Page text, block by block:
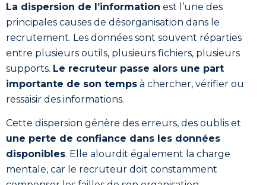
La dispersion de l’information est l’une des
principales causes de désorganisation dans le
recrutement. Les données sont souvent réparties
entre plusieurs outils, plusieurs fichiers, plusieurs
supports. Le recruteur passe alors une part
importante de son temps à chercher, vérifier ou
ressaisir des informations.
Cette dispersion génère des erreurs, des oublis et
une perte de confiance dans les données
disponibles. Elle alourdit également la charge
mentale, car le recruteur doit constamment